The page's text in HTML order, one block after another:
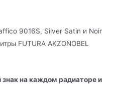
9016S, Silver Satin и Noir
FUTURA AKZONOBEL
на каждом радиаторе и